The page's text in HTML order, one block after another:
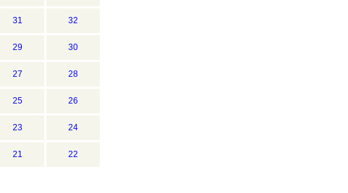
31 32
29 30
27 28
25 26
23 24
21 22